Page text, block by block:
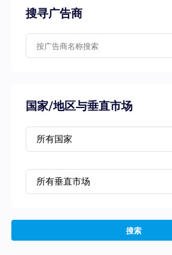
搜寻广告商
国家/地区与垂直市场
搜索